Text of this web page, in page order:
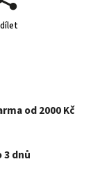
od 2000 Kč
3 dnů